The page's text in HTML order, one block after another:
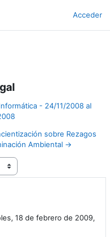
Acceder
- 24/11/2008 al
sobre Rezagos
Ambiental →
18 de febrero de 2009,